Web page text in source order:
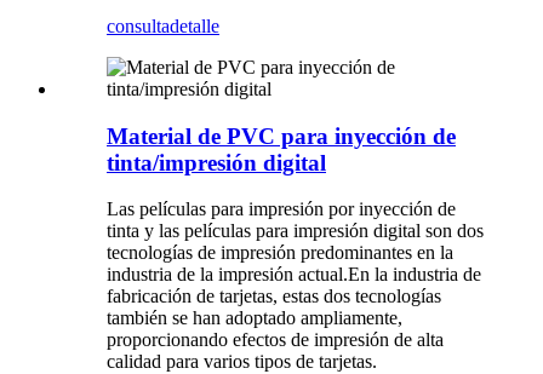
consultadetalle
Material de PVC para inyección de
tinta/impresión digital
Las películas para impresión por inyección de
tinta y las películas para impresión digital son dos
tecnologías de impresión predominantes en la
industria de la impresión actual.En la industria de
fabricación de tarjetas, estas dos tecnologías
también se han adoptado ampliamente,
proporcionando efectos de impresión de alta
calidad para varios tipos de tarjetas.